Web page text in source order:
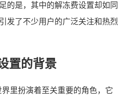
的是，其中的解冻费设置却如同
发了不少用户的广泛关注和热烈
置的背景
里扮演着至关重要的角色，它